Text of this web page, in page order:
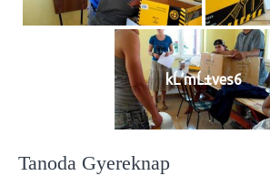
kĹ‘mĹ±ves6
Tanoda Gyereknap